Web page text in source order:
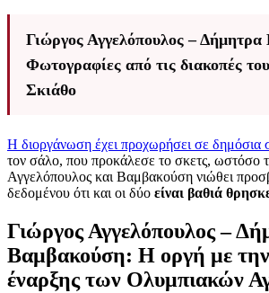
Γιώργος Αγγελόπουλος –
Φωτογραφίες από τις διακοπές
Σκιάθο
Η διοργάνωση έχει προχωρήσει σε δημόσια
τον σάλο, που προκάλεσε το σκετς, ωστόσο
Αγγελόπουλος και Βαμβακούση νιώθει
δεδομένου ότι και οι δύο είναι βαθιά
Γιώργος Αγγελόπουλος –
Βαμβακούση: Η οργή με την
έναρξης των Ολυμπιακών